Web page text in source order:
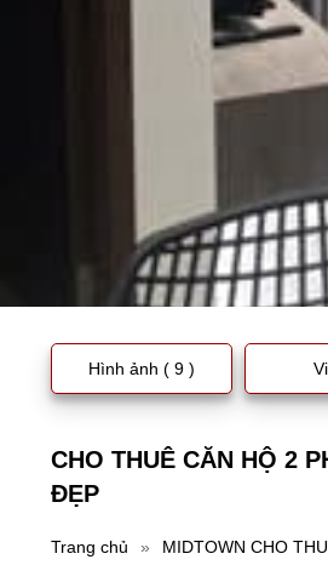
Hình ảnh ( 9 )
CHO THUÊ CĂN HỘ 2
ĐẸP
Trang chủ » MIDTOWN CHO